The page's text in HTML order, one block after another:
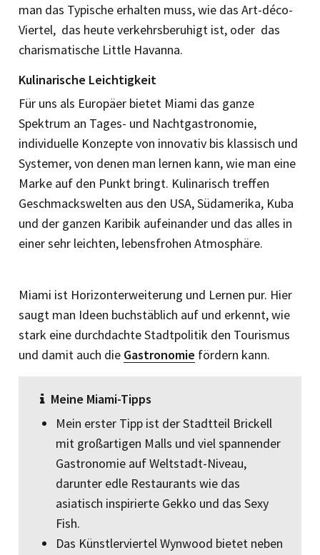
man das Typi­sche erhalten muss, wie das Art-déco-
Vier­tel, das heute verkehrsberuhigt ist, oder das
charismatische Little Havanna.
Kulinarische Leichtigkeit
Für uns als Europäer bietet Miami das ganze
Spektrum an Tages- und Nachtgastronomie,
individuelle Konzepte von innovativ bis klassisch und
Systemer, von denen man lernen kann, wie man eine
Marke auf den Punkt bringt. Kulinarisch treffen
Geschmackswelten aus den USA, Südamerika, Kuba
und der ganzen Karibik aufeinander und das alles in
einer sehr leichten, lebensfrohen Atmosphäre.
Miami ist Horizonterweiterung und Lernen pur. Hier
saugt man Ideen buchstäblich auf und erkennt, wie
stark eine durchdachte Stadtpolitik den Tourismus
und damit auch die Gastronomie fördern kann.
Meine Miami-Tipps
Mein erster Tipp ist der Stadtteil Brickell
mit großartigen Malls und viel spannender
Gastronomie auf Weltstadt-Niveau,
darunter edle Restaurants wie das
asiatisch inspirierte Gekko und das Sexy
Fish.
Das Künstlerviertel Wynwood bie­tet neben